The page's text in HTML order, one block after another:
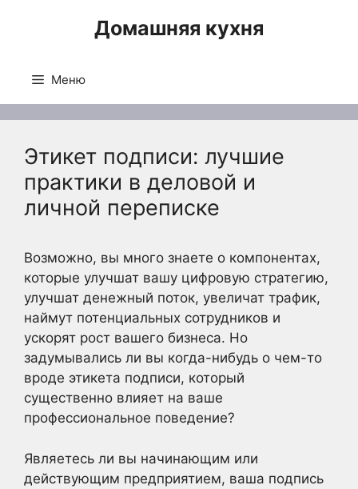
Домашняя кухня
Меню
Этикет подписи: лучшие
практики в деловой и
личной переписке
Возможно, вы много знаете о компонентах,
которые улучшат вашу цифровую стратегию,
улучшат денежный поток, увеличат трафик,
наймут потенциальных сотрудников и
ускорят рост вашего бизнеса. Но
задумывались ли вы когда-нибудь о чем-то
вроде этикета подписи, который
существенно влияет на ваше
профессиональное поведение?
Являетесь ли вы начинающим или
действующим предприятием, ваша подпись